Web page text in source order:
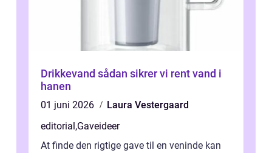
Drikkevand sådan sikrer vi rent vand i
hanen
01 juni 2026
Laura Vestergaard
editorial ,Gaveideer
At finde den rigtige gave til en veninde kan